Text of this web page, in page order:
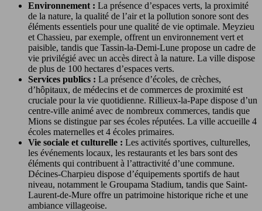
Environnement : La présence d’espaces verts, la proximité
de la nature, la qualité de l’air et la pollution sonore sont des
éléments essentiels pour une qualité de vie optimale. Meyzieu
et Chassieu, par exemple, offrent un environnement vert et
paisible, tandis que Tassin-la-Demi-Lune propose un cadre de
vie privilégié avec un accès direct à la nature. La ville dispose
de plus de 100 hectares d’espaces verts.
Services publics : La présence d’écoles, de crèches,
d’hôpitaux, de médecins et de commerces de proximité est
cruciale pour la vie quotidienne. Rillieux-la-Pape dispose d’un
centre-ville animé avec de nombreux commerces, tandis que
Mions se distingue par ses écoles réputées. La ville accueille 4
écoles maternelles et 4 écoles primaires.
Vie sociale et culturelle : Les activités sportives, culturelles,
les événements locaux, les restaurants et les bars sont des
éléments qui contribuent à l’attractivité d’une commune.
Décines-Charpieu dispose d’équipements sportifs de haut
niveau, notamment le Groupama Stadium, tandis que Saint-
Laurent-de-Mure offre un patrimoine historique riche et une
ambiance villageoise.